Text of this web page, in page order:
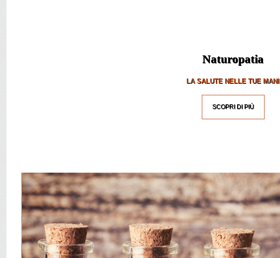
Naturopatia
LA SALUTE NELLE TUE MANI
SCOPRI DI PIÙ